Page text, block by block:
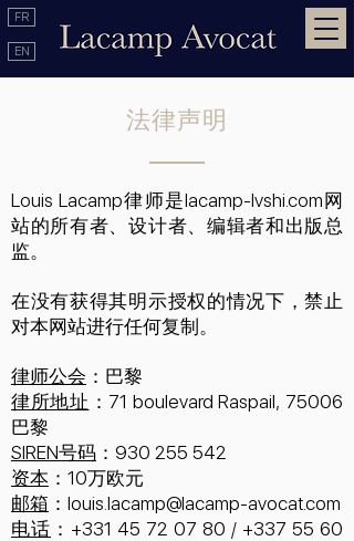
EN
FR
法律声明
Louis Lacamp律师是lacamp-lvshi.com网
站的所有者、设计者、编辑者和出版总
监。
在没有获得其明示授权的情况下，禁止
对本网站进行任何复制。
律师公会 ：巴黎
律所地址 ：71 boulevard Raspail, 75006
巴黎
SIREN号码 ：930 255 542
资本 ： 10万欧元
邮箱 ： louis.lacamp@lacamp-avocat.com
电话 ：+331 45 72 07 80 / +337 55 60